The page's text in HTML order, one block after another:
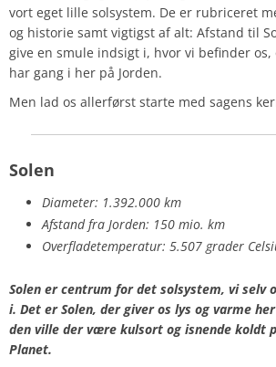
vort eget lille solsystem. De er rubriceret
og historie samt vigtigst af alt: Afstand til
give en smule indsigt i, hvor vi befinder os,
har gang i her på Jorden.
Men lad os allerførst starte med sagens
Solen
Diameter: 1.392.000 km
Afstand fra Jorden: 150 mio. km
Overfladetemperatur: 5.507 grader
Solen er centrum for det solsystem, vi selv
i. Det er Solen, der giver os lys og varme
den ville der være kulsort og isnende koldt
Planet.